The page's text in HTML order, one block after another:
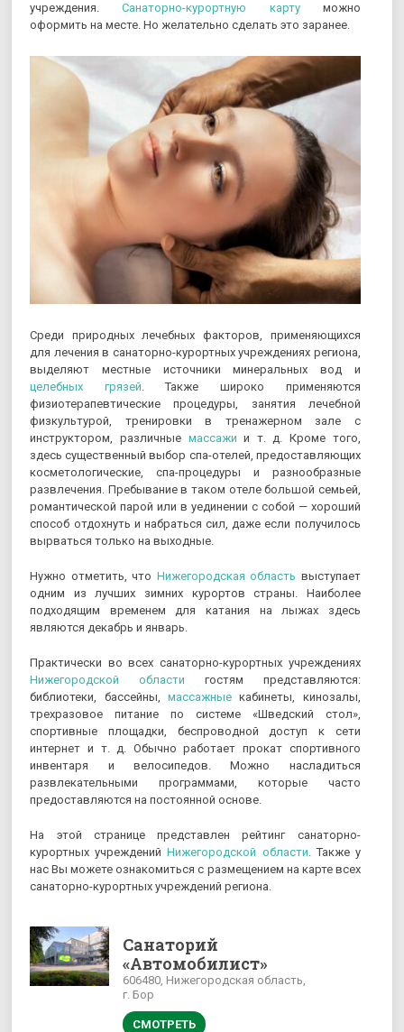
учреждения.Санаторно-курортную картуможно
оформить на месте. Но желательно сделать это заранее.
Среди природных лечебных факторов, применяющихся
для лечения в санаторно-курортных учреждениях региона,
выделяют местные источники минеральных вод и
целебных грязей . Также широко применяются
физиотерапевтические процедуры, занятия лечебной
физкультурой, тренировки в тренажерном зале с
инструктором, различные массажи и т. д. Кроме того,
здесь существенный выбор спа-отелей, предоставляющих
косметологические, спа-процедуры и разнообразные
развлечения. Пребывание в таком отеле большой семьей,
романтической парой или в уединении с собой — хороший
способ отдохнуть и набраться сил, даже если получилось
вырваться только на выходные.
Нужно отметить, что Нижегородская область выступает
одним из лучших зимних курортов страны. Наиболее
подходящим временем для катания на лыжах здесь
являются декабрь и январь.
Практически во всех санаторно-курортных учреждениях
Нижегородской области гостям представляются:
библиотеки, бассейны, массажные кабинеты, кинозалы,
трехразовое питание по системе «Шведский стол»,
спортивные площадки, беспроводной доступ к сети
интернет и т. д. Обычно работает прокат спортивного
инвентаря и велосипедов. Можно насладиться
развлекательными программами, которые часто
предоставляются на постоянной основе.
На этой странице представлен рейтинг санаторно-
курортных учрежденийНижегородской области . Также у
нас Вы можете ознакомиться с размещением на карте всех
санаторно-курортных учреждений региона.
Санаторий
«Автомобилист»
606480, Нижегородская область,
г. Бор
СМОТРЕТЬ